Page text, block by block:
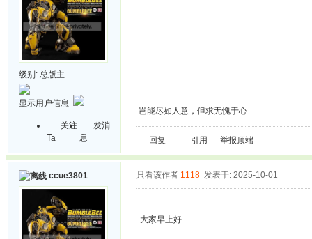
级别: 总版主
显示用户信息
关注
Ta
发消
息
岂能尽如人意，但求无愧于心
回复 引用 举报顶端
ccue3801 只看该作者 1118 发表于: 2025-10-01
大家早上好